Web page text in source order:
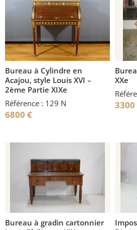
Bureau à Cylindre en
Acajou, style Louis XVI –
2ème Partie XIXe
Référence : 129 N
6800 €
XXe
3300
Bureau à gradin cartonnier